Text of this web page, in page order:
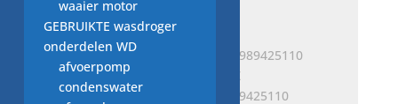
€31,00
SYNTHETISCH VET A001989425110
waaier motor
GEBRUIKTE wasdroger
onderdelen WD
afvoerpomp
condenswater